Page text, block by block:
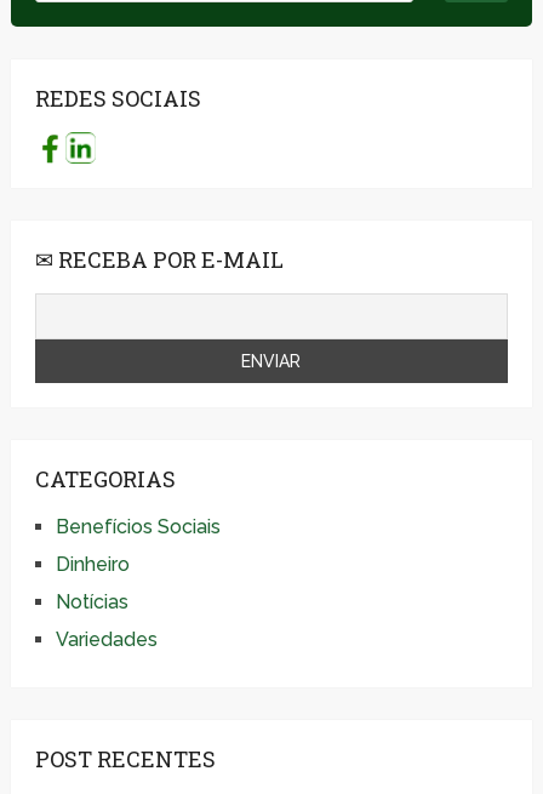
REDES SOCIAIS
✉ RECEBA POR E-MAIL
CATEGORIAS
Benefícios Sociais
Dinheiro
Notícias
Variedades
POST RECENTES